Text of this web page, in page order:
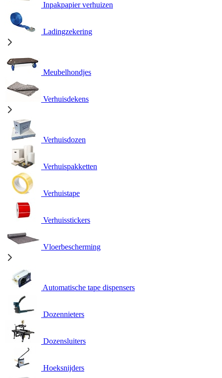
Inpakpapier verhuizen
Ladingzekering
Meubelhondjes
Verhuisdekens
Verhuisdozen
Verhuispakketten
Verhuistape
Verhuisstickers
Vloerbescherming
Automatische tape dispensers
Dozennieters
Dozensluiters
Hoeksnijders